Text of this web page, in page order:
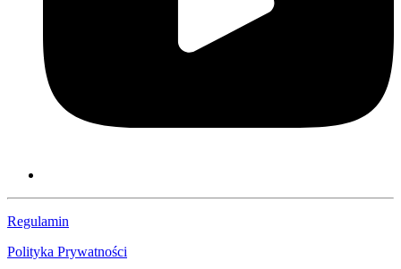
Regulamin
Polityka Prywatności